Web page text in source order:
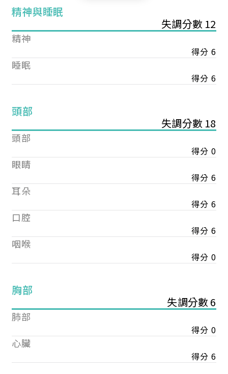
精神與睡眠
失調分數 12
精神
得分 6
睡眠
得分 6
頭部
失調分數 18
頭部
得分 0
眼睛
得分 6
耳朵
得分 6
口腔
得分 6
咽喉
得分 0
胸部
失調分數 6
肺部
得分 0
心臟
得分 6